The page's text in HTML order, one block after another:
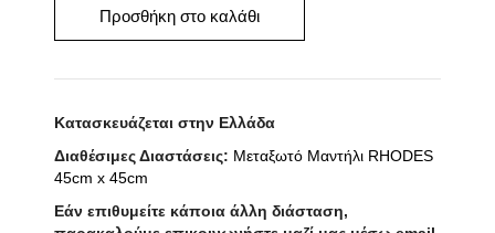
100cm
x
Προσθήκη στο καλάθι
Κατασκευάζεται στην Ελλάδα
Διαθέσιμες Διαστάσεις: Μεταξωτό Μαντήλι RHODES
45cm x 45cm
Εάν επιθυμείτε κάποια άλλη διάσταση,